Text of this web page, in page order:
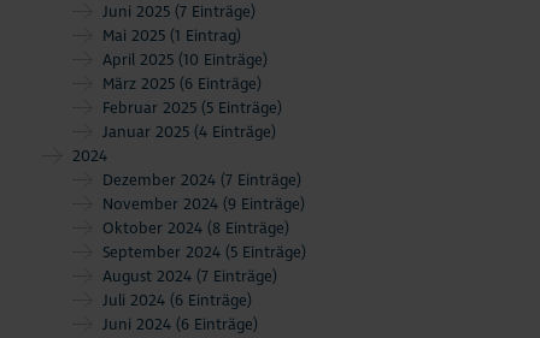
Juni 2025 (7 Einträge)
Mai 2025 (1 Eintrag)
April 2025 (10 Einträge)
März 2025 (6 Einträge)
Februar 2025 (5 Einträge)
Januar 2025 (4 Einträge)
2024
Dezember 2024 (7 Einträge)
November 2024 (9 Einträge)
Oktober 2024 (8 Einträge)
September 2024 (5 Einträge)
August 2024 (7 Einträge)
Juli 2024 (6 Einträge)
Juni 2024 (6 Einträge)